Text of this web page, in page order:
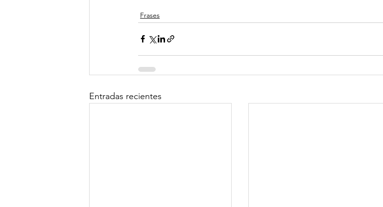
Frases
Entradas recientes